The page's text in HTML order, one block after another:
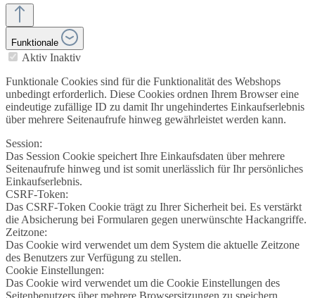
Funktionale
Aktiv Inaktiv
Funktionale Cookies sind für die Funktionalität des Webshops
unbedingt erforderlich. Diese Cookies ordnen Ihrem Browser eine
eindeutige zufällige ID zu damit Ihr ungehindertes Einkaufserlebnis
über mehrere Seitenaufrufe hinweg gewährleistet werden kann.
Session:
Das Session Cookie speichert Ihre Einkaufsdaten über mehrere
Seitenaufrufe hinweg und ist somit unerlässlich für Ihr persönliches
Einkaufserlebnis.
CSRF-Token:
Das CSRF-Token Cookie trägt zu Ihrer Sicherheit bei. Es verstärkt
die Absicherung bei Formularen gegen unerwünschte Hackangriffe.
Zeitzone:
Das Cookie wird verwendet um dem System die aktuelle Zeitzone
des Benutzers zur Verfügung zu stellen.
Cookie Einstellungen:
Das Cookie wird verwendet um die Cookie Einstellungen des
Seitenbenutzers über mehrere Browsersitzungen zu speichern.